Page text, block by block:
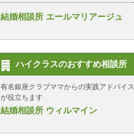
結婚相談所 エールマリアージュ
ハイクラスのおすすめ相談所
有名銀座クラブママからの実践アドバイス
が役立ちます
結婚相談所 ウィルマイン